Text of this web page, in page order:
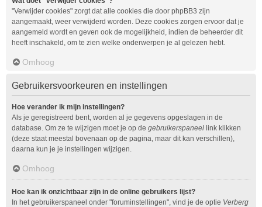
"Verwijder cookies" zorgt dat alle cookies die door phpBB3 zijn
aangemaakt, weer verwijderd worden. Deze cookies zorgen ervoor dat je
aangemeld wordt en geven ook de mogelijkheid, indien de beheerder dit
heeft inschakeld, om te zien welke onderwerpen je al gelezen hebt.
Omhoog
Gebruikersvoorkeuren en instellingen
Hoe verander ik mijn instellingen?
Als je geregistreerd bent, worden al je gegevens opgeslagen in de
database. Om ze te wijzigen moet je op de gebruikerspaneel link klikken
(deze staat meestal bovenaan op de pagina, maar dit kan verschillen),
daarna kun je je instellingen wijzigen.
Omhoog
Hoe kan ik onzichtbaar zijn in de online gebruikers lijst?
In het gebruikerspaneel onder "foruminstellingen", vind je de optie Verberg